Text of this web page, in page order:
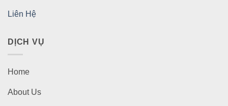
Liên Hệ
DỊCH VỤ
Home
About Us